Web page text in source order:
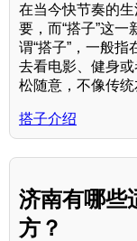
在当今快节奏的
要，而“搭子”这
谓“搭子”，一般
去看电影、健身
松随意，不像传统
搭子介绍
济南有哪些
方？